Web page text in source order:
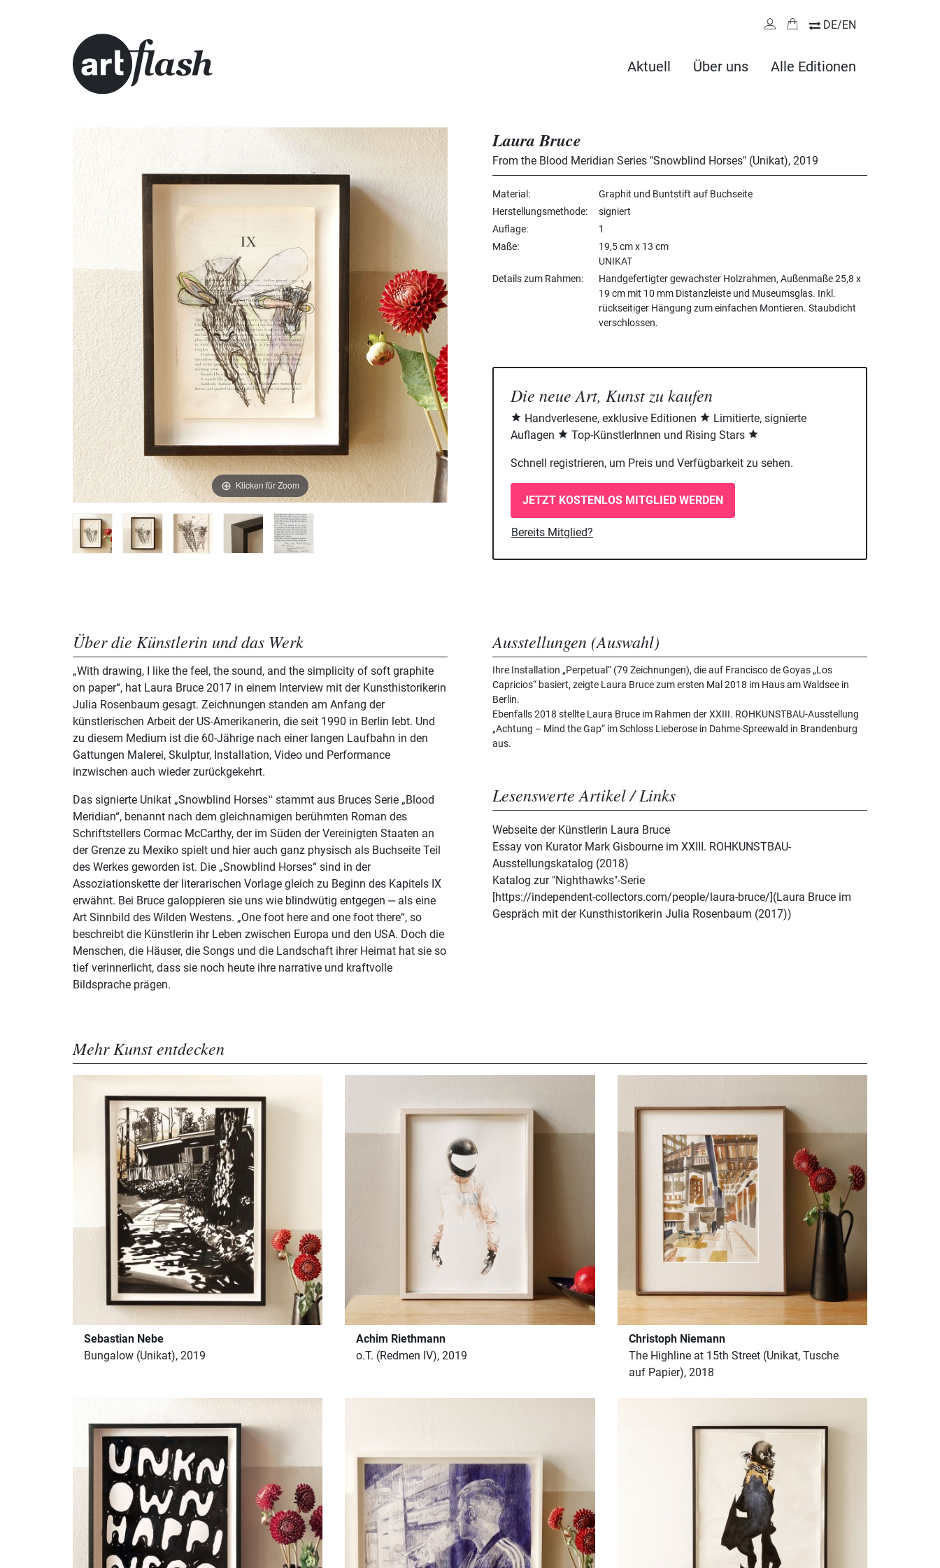
DE/EN
Aktuell Über uns Alle Editionen
Klicken für Zoom
Laura Bruce
From the Blood Meridian Series "Snowblind Horses" (Unikat), 2019
Material
Graphit und Buntstift auf Buchseite
Herstellungsmethode
signiert
Auflage
1
Maße
19,5 cm x 13 cm
UNIKAT
Details zum Rahmen
Handgefertigter gewachster Holzrahmen, Außenmaße 25,8 x
19 cm mit 10 mm Distanzleiste und Museumsglas. Inkl.
rückseitiger Hängung zum einfachen Montieren. Staubdicht
verschlossen.
Die neue Art, Kunst zu kaufen
Handverlesene, exklusive Editionen
Limitierte, signierte
Auflagen
Top-KünstlerInnen und Rising Stars
Schnell registrieren, um Preis und Verfügbarkeit zu sehen.
JETZT KOSTENLOS MITGLIED WERDEN
Bereits Mitglied?
Über die Künstlerin und das Werk
„With drawing, I like the feel, the sound, and the simplicity of soft graphite
on paper“, hat Laura Bruce 2017 in einem Interview mit der Kunsthistorikerin
Julia Rosenbaum gesagt. Zeichnungen standen am Anfang der
künstlerischen Arbeit der US-Amerikanerin, die seit 1990 in Berlin lebt. Und
zu diesem Medium ist die 60-Jährige nach einer langen Laufbahn in den
Gattungen Malerei, Skulptur, Installation, Video und Performance
inzwischen auch wieder zurückgekehrt.
Das signierte Unikat „Snowblind Horses‟ stammt aus Bruces Serie „Blood
Meridian“, benannt nach dem gleichnamigen berühmten Roman des
Schriftstellers Cormac McCarthy, der im Süden der Vereinigten Staaten an
der Grenze zu Mexiko spielt und hier auch ganz physisch als Buchseite Teil
des Werkes geworden ist. Die „Snowblind Horses“ sind in der
Assoziationskette der literarischen Vorlage gleich zu Beginn des Kapitels IX
erwähnt. Bei Bruce galoppieren sie uns wie blindwütig entgegen ‒ als eine
Art Sinnbild des Wilden Westens. „One foot here and one foot there“, so
beschreibt die Künstlerin ihr Leben zwischen Europa und den USA. Doch die
Menschen, die Häuser, die Songs und die Landschaft ihrer Heimat hat sie so
tief verinnerlicht, dass sie noch heute ihre narrative und kraftvolle
Bildsprache prägen.
Ausstellungen (Auswahl)
Ihre Installation „Perpetual“ (79 Zeichnungen), die auf Francisco de Goyas „Los
Capricios“ basiert, zeigte Laura Bruce zum ersten Mal 2018 im Haus am Waldsee in
Berlin.
Ebenfalls 2018 stellte Laura Bruce im Rahmen der XXIII. ROHKUNSTBAU-Ausstellung
„Achtung – Mind the Gap“ im Schloss Lieberose in Dahme-Spreewald in Brandenburg
aus.
Lesenswerte Artikel / Links
Webseite der Künstlerin Laura Bruce
Essay von Kurator Mark Gisbourne im XXIII. ROHKUNSTBAU-
Ausstellungskatalog (2018)
Katalog zur "Nighthawks"-Serie
[https://independent-collectors.com/people/laura-bruce/](Laura Bruce im
Gespräch mit der Kunsthistorikerin Julia Rosenbaum (2017))
Mehr Kunst entdecken
Sebastian Nebe
Bungalow (Unikat), 2019
Achim Riethmann
o.T. (Redmen IV), 2019
Christoph Niemann
The Highline at 15th Street (Unikat, Tusche
auf Papier), 2018